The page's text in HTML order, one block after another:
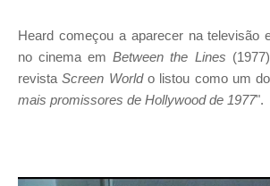
Heard começou a aparecer na televisão
no cinema emBetween the Lines
revistaScreen Worldo listou como um
mais promissores de Hollywood de 1977".